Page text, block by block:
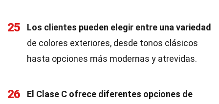
25
Los clientes pueden elegir entre una variedad
de colores exteriores, desde tonos clásicos
hasta opciones más modernas y atrevidas.
26
El Clase C ofrece diferentes opciones de